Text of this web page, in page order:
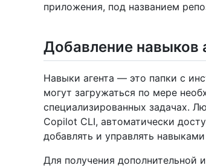
приложения, под названием
Добавление навыков
Навыки агента — это папки с
могут загружаться по мере
специализированных задачах.
Copilot CLI, автоматически
добавлять и управлять
Для получения дополнительной